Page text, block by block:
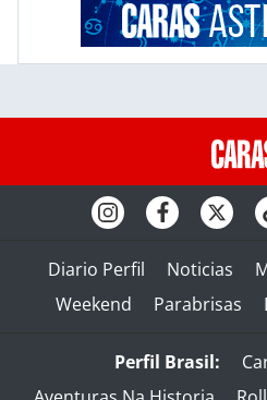
Diario Perfil Noticias
Weekend
Parabrisas
Perfil Brasil: